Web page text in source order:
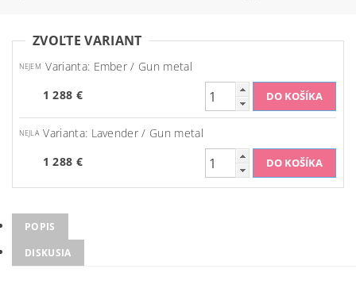
ZVOĽTE VARIANT
NEJEM Varianta: Ember / Gun metal
1 288 €
NEJLA Varianta: Lavender / Gun metal
1 288 €
POPIS
DISKUSIA